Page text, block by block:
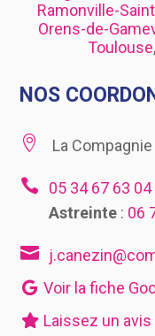
Ramonville-
Orens-de-
Toulouse,
NOS
 La

05 34 67 63 04
Astreinte: 06

Voir la fiche
Laissez un avis